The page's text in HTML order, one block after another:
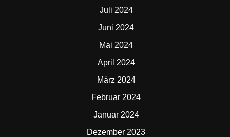
Juli 2024
Juni 2024
Mai 2024
April 2024
März 2024
Februar 2024
Januar 2024
Dezember 2023